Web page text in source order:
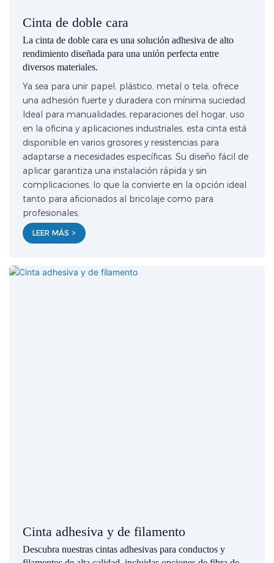
Cinta de doble cara
La cinta de doble cara es una solución adhesiva de alto
rendimiento diseñada para una unión perfecta entre
diversos materiales.
Ya sea para unir papel, plástico, metal o tela, ofrece
una adhesión fuerte y duradera con mínima suciedad.
Ideal para manualidades, reparaciones del hogar, uso
en la oficina y aplicaciones industriales, esta cinta está
disponible en varios grosores y resistencias para
adaptarse a necesidades específicas. Su diseño fácil de
aplicar garantiza una instalación rápida y sin
complicaciones, lo que la convierte en la opción ideal
tanto para aficionados al bricolaje como para
profesionales.
LEER MÁS >
Cinta adhesiva y de filamento
Descubra nuestras cintas adhesivas para conductos y